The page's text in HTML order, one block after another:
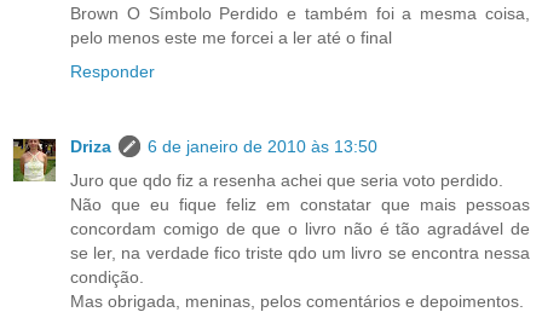
Brown O Símbolo Perdido e também foi a mesma coisa,
pelo menos este me forcei a ler até o final
Responder
Driza
6 de janeiro de 2010 às 13:50
Juro que qdo fiz a resenha achei que seria voto perdido.
Não que eu fique feliz em constatar que mais pessoas
concordam comigo de que o livro não é tão agradável de
se ler, na verdade fico triste qdo um livro se encontra nessa
condição.
Mas obrigada, meninas, pelos comentários e depoimentos.